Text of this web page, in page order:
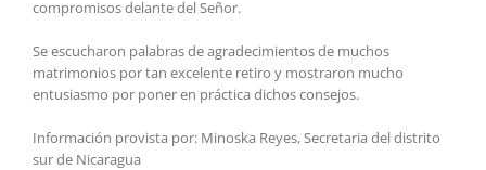
compromisos delante del Señor.
Se escucharon palabras de agradecimientos de muchos
matrimonios por tan excelente retiro y mostraron mucho
entusiasmo por poner en práctica dichos consejos.
Información provista por: Minoska Reyes, Secretaria del distrito
sur de Nicaragua